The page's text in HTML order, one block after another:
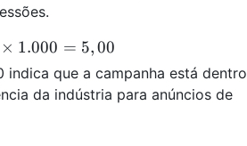
× 1.000 = 5,00
indica que a campanha está dentro
da indústria para anúncios de